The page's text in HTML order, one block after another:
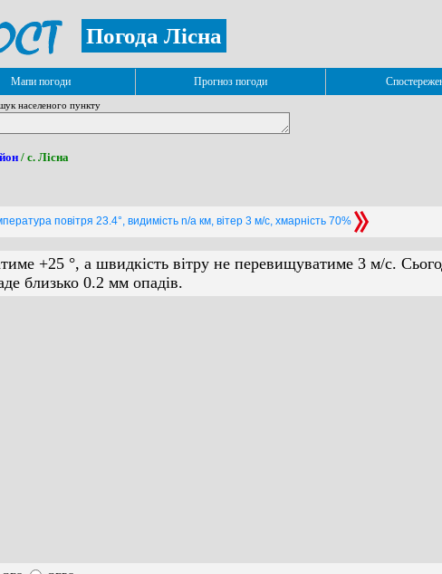
Погода Лісна
Мапи погоди Прогноз погоди
населеного пункту
/ с. Лісна
повітря 23.4°, видимість n/a км, вітер 3 м/с, хмарність 70%
+25 °, а швидкість вітру не перевищуватиме 3 м/с.
близько 0.2 мм опадів.